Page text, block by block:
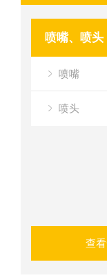
喷嘴、喷头
喷嘴
喷头
查